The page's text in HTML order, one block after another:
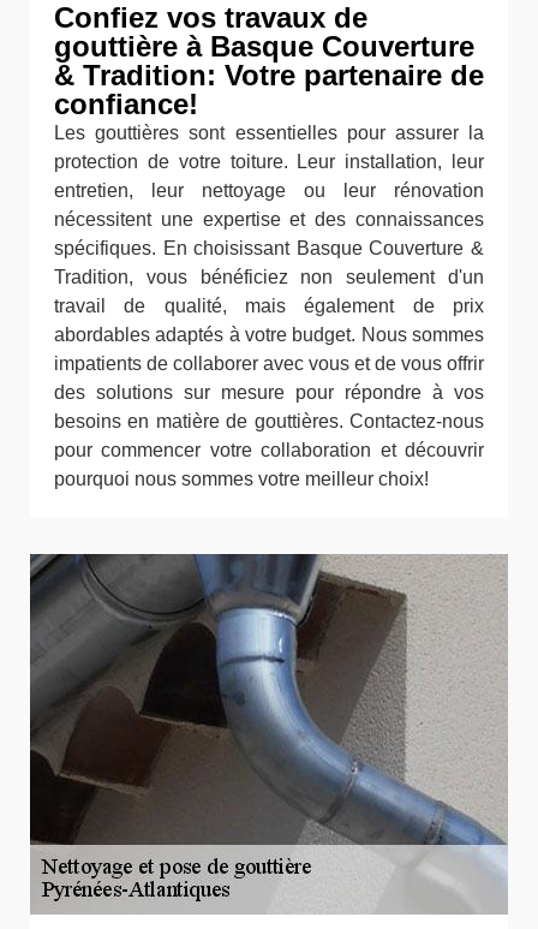
Confiez vos travaux de
gouttière à Basque Couverture
& Tradition: Votre partenaire de
confiance!
Les gouttières sont essentielles pour assurer la
protection de votre toiture. Leur installation, leur
entretien, leur nettoyage ou leur rénovation
nécessitent une expertise et des connaissances
spécifiques. En choisissant Basque Couverture &
Tradition, vous bénéficiez non seulement d'un
travail de qualité, mais également de prix
abordables adaptés à votre budget. Nous sommes
impatients de collaborer avec vous et de vous offrir
des solutions sur mesure pour répondre à vos
besoins en matière de gouttières. Contactez-nous
pour commencer votre collaboration et découvrir
pourquoi nous sommes votre meilleur choix!